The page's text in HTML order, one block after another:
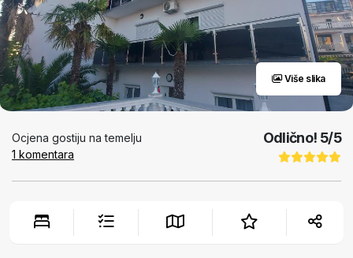
Više slika
Ocjena gostiju na temelju
1 komentara
Odlično! 5/5